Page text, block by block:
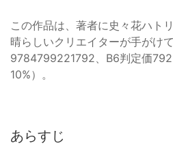
この作品は、著者に史々花ハト
晴らしいクリエイターが手がけ
9784799221792、B6判定価
10%）。
あらすじ